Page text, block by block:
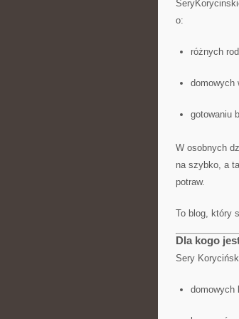
o:
różnych
domowych
gotowaniu
W osobnych
na szybko, a
potraw.
To blog, który
Dla kogo
Sery
domowych